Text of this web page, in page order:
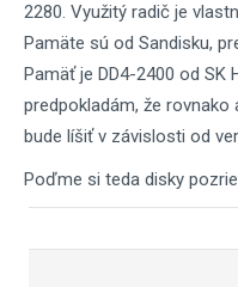
2280. Využitý radič je
Pamäte sú od Sandisku,
Pamäť je DD4-2400 od SK
predpokladám, že
bude líšiť v závislosti od
Poďme si teda disky